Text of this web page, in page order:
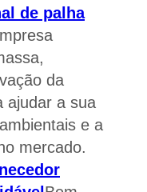
de palha
da
ajudar a sua
e a
mercado.